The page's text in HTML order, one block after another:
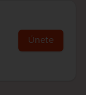
Únete